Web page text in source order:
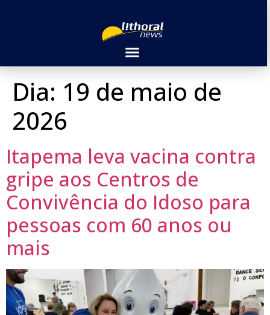
Dia: 19 de maio de
2026
Itapema leva vacina contra
gripe aos Centros de
Convivência do Idoso para
pessoas com 60 anos ou
mais